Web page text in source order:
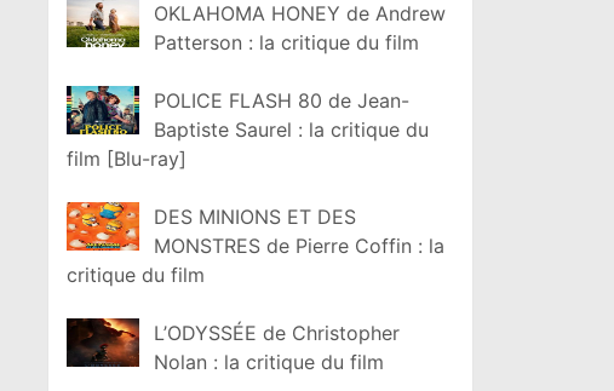
OKLAHOMA HONEY de Andrew
Patterson : la critique du film
POLICE FLASH 80 de Jean-
Baptiste Saurel : la critique du
film [Blu-ray]
DES MINIONS ET DES
MONSTRES de Pierre Coffin : la
critique du film
L’ODYSSÉE de Christopher
Nolan : la critique du film